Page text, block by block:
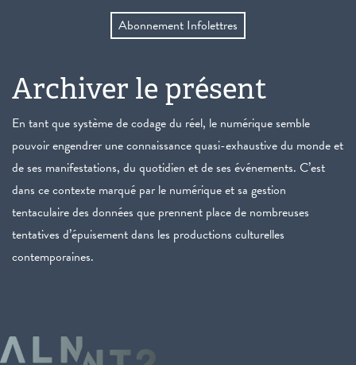
Abonnement Infolettres
Archiver le présent
En tant que système de codage du réel, le numérique semble
pouvoir engendrer une connaissance quasi-exhaustive du monde et
de ses manifestations, du quotidien et de ses événements. C’est
dans ce contexte marqué par le numérique et sa gestion
tentaculaire des données que prennent place de nombreuses
tentatives d’épuisement dans les productions culturelles
contemporaines.